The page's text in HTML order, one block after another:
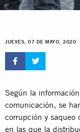
19
JUEVES, 07 DE MAYO, 2020
Según la
comunicación, se
corrupción y saqueo
en las que la